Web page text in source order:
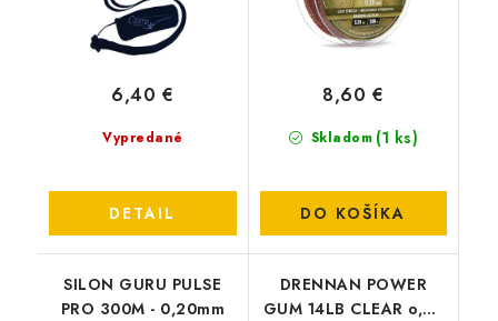
Vypredané
6,40 €
DETAIL
Skladom (1 ks)
8,60 €
DO KOŠÍKA
SILON GURU PULSE
PRO 300M - 0,20mm
DRENNAN POWER
GUM 14LB CLEAR o,65